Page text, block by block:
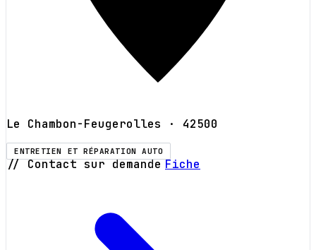
Le Chambon-Feugerolles · 42500
ENTRETIEN ET RÉPARATION AUTO
// Contact sur demande Fiche